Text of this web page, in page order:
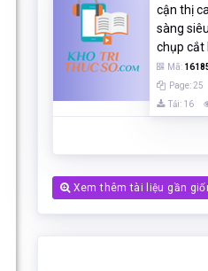
cận thị
sàng
chụp cắt
Mã:
Page: 25
Tải: 16
Xem thêm tài liệu gần